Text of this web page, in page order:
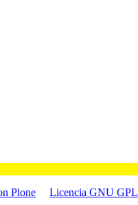
Plone
Licencia GNU GPL